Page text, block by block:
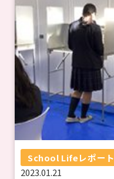
School Lifeレポート
2023.01.21